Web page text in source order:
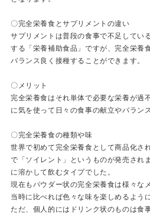
〇完全栄養食とサプリメントの違い
サプリメントは普段の食事で不足してい
する「栄養補助食品」ですが、完全栄養
バランス良く接種することができます。
〇メリット
完全栄養食はそれ単体で必要な栄養が過
に気を使って日々の食事の献立やバラン
〇完全栄養食の種類や味
世界で初めて完全栄養食として商品化さ
で「ソイレント」というものが発売され
に溶かして飲むタイプでした。
現在もパウダー状の完全栄養食は様々な
当時に比べれば色々な味を楽しめるよう
ただ、個人的にはドリンク状のものは食